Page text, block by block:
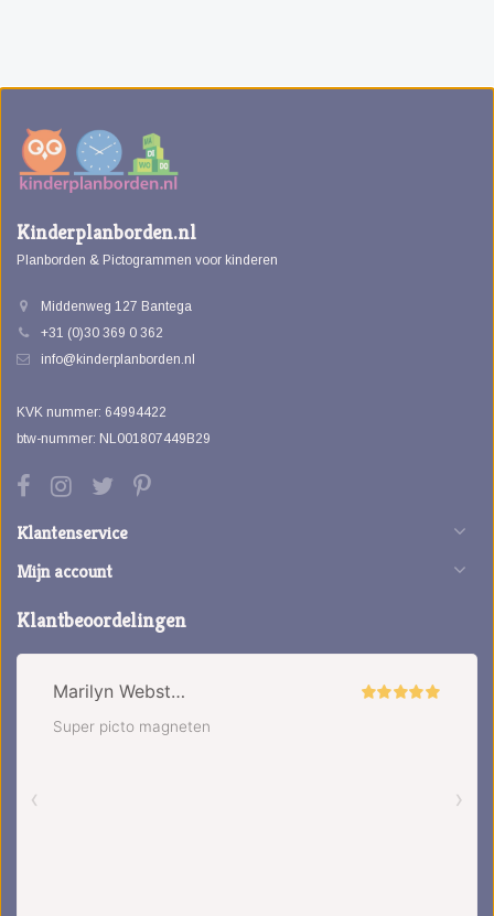
Kinderplanborden.nl
Planborden & Pictogrammen voor kinderen
Middenweg 127 Bantega
+31 (0)30 369 0 362
info@kinderplanborden.nl
KVK nummer: 64994422
btw-nummer: NL001807449B29
Klantenservice
Mijn account
Klantbeoordelingen